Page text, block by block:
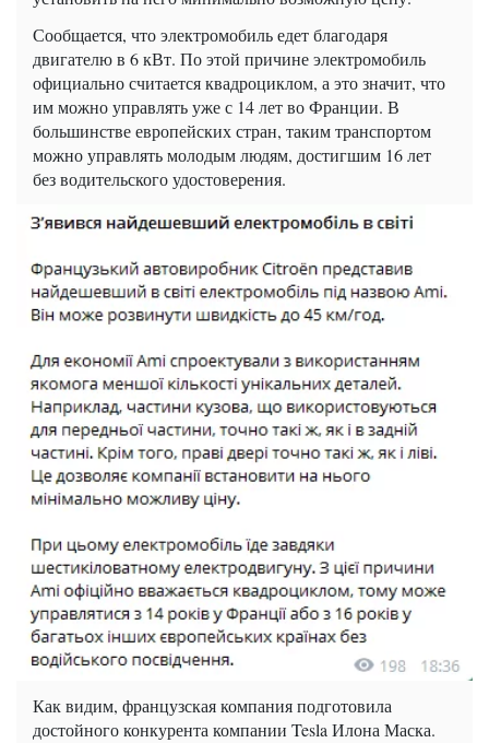
Сообщается, что электромобиль едет благодаря
двигателю в 6 кВт. По этой причине электромобиль
официально считается квадроциклом, а это значит, что
им можно управлять уже с 14 лет во Франции. В
большинстве европейских стран, таким транспортом
можно управлять молодым людям, достигшим 16 лет
без водительского удостоверения.
Как видим, французская компания подготовила
достойного конкурента компании TeslaИлона Маска.